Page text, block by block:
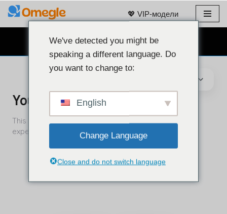
Перейти
содержанию
💖 VIP-модели
БЕСПЛАТНЫЙ ВЕБКАМ ЧАТ 👉
We've detected you might be
speaking a different language. Do
you want to change to:
English
Change Language
Close and do not switch language